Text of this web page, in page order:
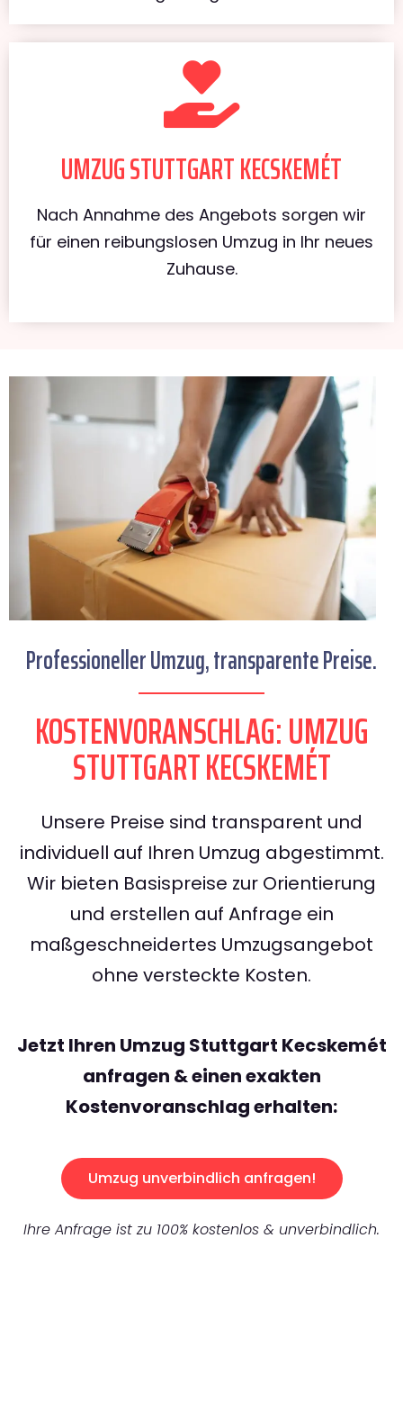
UMZUG STUTTGART KECSKEMÉT
Nach Annahme des Angebots sorgen wir
für einen reibungslosen Umzug in Ihr neues
Zuhause.
Professioneller Umzug, transparente Preise.
KOSTENVORANSCHLAG: UMZUG
STUTTGART KECSKEMÉT
Unsere Preise sind transparent und
individuell auf Ihren Umzug abgestimmt.
Wir bieten Basispreise zur Orientierung
und erstellen auf Anfrage ein
maßgeschneidertes Umzugsangebot
ohne versteckte Kosten.
Jetzt Ihren Umzug Stuttgart Kecskemét
anfragen & einen exakten
Kostenvoranschlag erhalten:
Umzug unverbindlich anfragen!
Ihre Anfrage ist zu 100% kostenlos & unverbindlich.